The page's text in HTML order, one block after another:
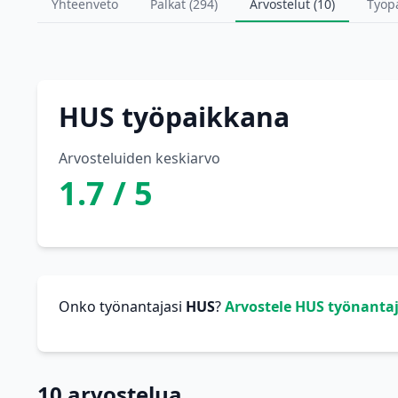
Yhteenveto Palkat (294) Arvostelut (10)
HUS työpaikkana
Arvosteluiden keskiarvo
1.7 / 5
Onko työnantajasi HUS?Arvostele HUS